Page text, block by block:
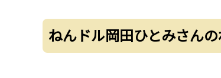
ねんドル岡田ひとみさん